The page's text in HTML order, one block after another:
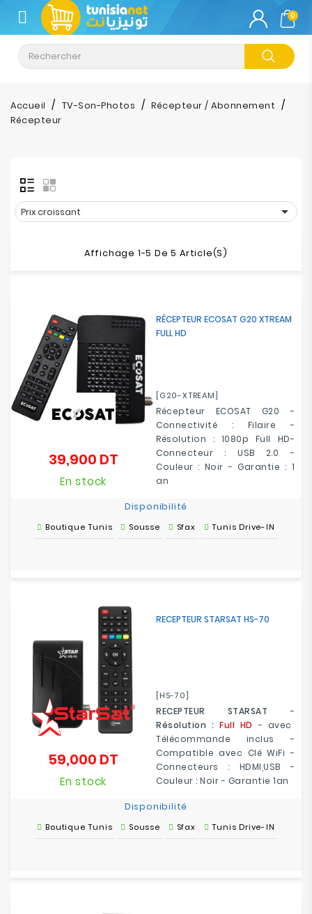
CATÉGORIE
Climatisation
Informatique
Impression
Electroménager
Bureautique
Réseau
&
Sécurité
Mobilités
0
Accueil TV-Son-Photos
Récepteur / Abonnement
Récepteur
Prix croissant 
Affichage 1-5 De 5 Article(s)
RÉCEPTEUR ECOSAT G20 XTREAM
FULL HD
[G20-XTREAM]
Récepteur ECOSAT G20 -
Connectivité : Filaire -
Résolution : 1080p Full HD-
Connecteur : USB 2.0 -
Couleur : Noir - Garantie : 1
an
39,900 DTPrix
En stock
Disponibilité
Boutique Tunis Sousse Sfax Tunis Drive-IN
RECEPTEUR STARSAT HS-70
[HS-70]
RECEPTEUR STARSAT -
Résolution : Full HD - avec
Télécommande inclus -
Compatible avec Clé WiFi -
Connecteurs : HDMI,USB -
Couleur : Noir - Garantie 1an
59,000 DT
En stock
Disponibilité
Boutique Tunis Sousse Sfax Tunis Drive-IN